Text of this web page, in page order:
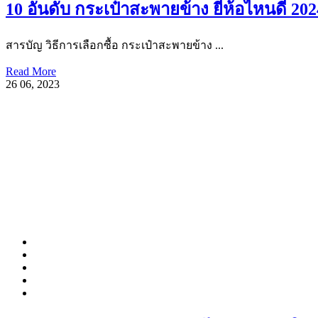
10 อันดับ กระเป๋าสะพายข้าง ยี่ห้อไหนดี
สารบัญ วิธีการเลือกซื้อ กระเป๋าสะพายข้าง ...
Read More
26 06, 2023